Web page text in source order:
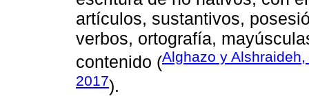
artículos, sustantivos,
verbos, ortografía,
contenido (Alghazo y
2017).